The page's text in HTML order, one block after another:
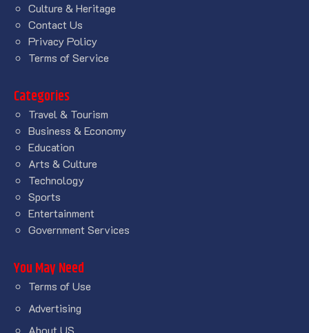
Culture & Heritage
Contact Us
Privacy Policy
Terms of Service
Categories
Travel & Tourism
Business & Economy
Education
Arts & Culture
Technology
Sports
Entertainment
Government Services
You May Need
Terms of Use
Advertising
About US